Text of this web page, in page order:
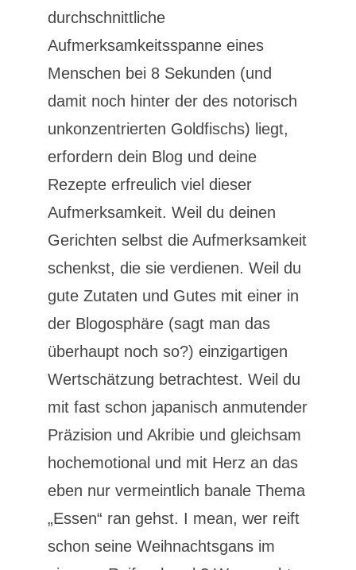
durchschnittliche
Aufmerksamkeitsspanne eines
Menschen bei 8 Sekunden (und
damit noch hinter der des notorisch
unkonzentrierten Goldfischs) liegt,
erfordern dein Blog und deine
Rezepte erfreulich viel dieser
Aufmerksamkeit. Weil du deinen
Gerichten selbst die Aufmerksamkeit
schenkst, die sie verdienen. Weil du
gute Zutaten und Gutes mit einer in
der Blogosphäre (sagt man das
überhaupt noch so?) einzigartigen
Wertschätzung betrachtest. Weil du
mit fast schon japanisch anmutender
Präzision und Akribie und gleichsam
hochemotional und mit Herz an das
eben nur vermeintlich banale Thema
„Essen“ ran gehst. I mean, wer reift
schon seine Weihnachtsgans im